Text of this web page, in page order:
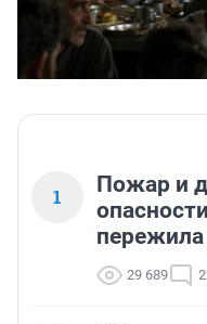
1
Пожар и
29 689